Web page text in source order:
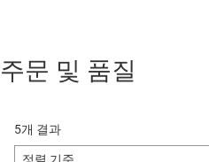
주문 및 품질